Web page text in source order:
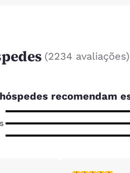
(2234 avaliações)
recomendam